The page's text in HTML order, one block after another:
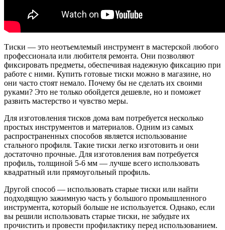
Тиски — это неотъемлемый инструмент в мастерской любого
профессионала или любителя ремонта. Они позволяют
фиксировать предметы, обеспечивая надежную фиксацию при
работе с ними. Купить готовые тиски можно в магазине, но
они часто стоят немало. Почему бы не сделать их своими
руками? Это не только обойдется дешевле, но и поможет
развить мастерство и чувство меры.
Для изготовления тисков дома вам потребуется несколько
простых инструментов и материалов. Одним из самых
распространенных способов является использование
стального профиля. Такие тиски легко изготовить и они
достаточно прочные. Для изготовления вам потребуется
профиль, толщиной 5-6 мм — лучше всего использовать
квадратный или прямоугольный профиль.
Другой способ — использовать старые тиски или найти
подходящую зажимную часть у большого промышленного
инструмента, который больше не используется. Однако, если
вы решили использовать старые тиски, не забудьте их
прочистить и провести профилактику перед использованием.